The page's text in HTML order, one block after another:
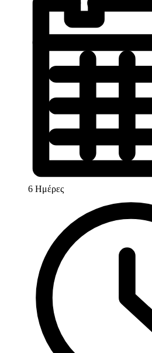
6 Ημέρες